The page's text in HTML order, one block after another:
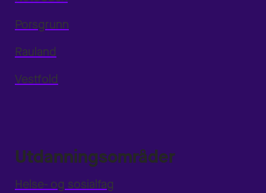
Porsgrunn
Rauland
Vestfold
Utdanningsområder
Helse- og sosialfag